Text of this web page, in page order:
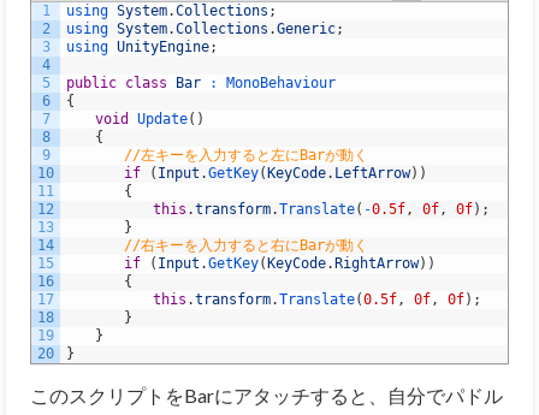
1
2
3
4
5
6
7
8
9
10
11
12
13
14
15
16
17
18
19
20
using System.Collections ;
using System.Collections .Generic;
using UnityEngine;
public class Bar :
MonoBehaviour
{
void
Update( )
{
//左キーを入力すると左にBarが動く
if
( Input .GetKey( KeyCode. LeftArrow) )
{
this .transform.Translate( -0.5f, 0f, 0f) ;
}
//右キーを入力すると右にBarが動く
if
( Input .GetKey( KeyCode. RightArrow) )
{
this .transform.Translate(0.5f, 0f, 0f) ;
}
}
}
このスクリプトをBarにアタッチすると、自分でパドル